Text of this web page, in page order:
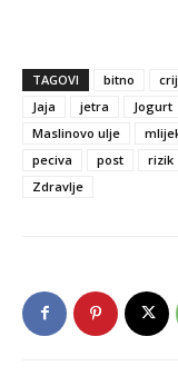
TAGOVI bitno
Jaja
jetra Jogurt
Maslinovo ulje
peciva
post rizik
Zdravlje